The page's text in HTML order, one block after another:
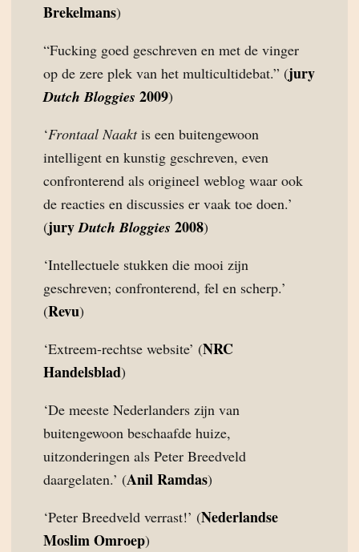
Brekelmans)
“Fucking goed geschreven en met de vinger
op de zere plek van het multicultidebat.” (jury
Dutch Bloggies 2009)
‘Frontaal Naaktis een buitengewoon
intelligent en kunstig geschreven, even
confronterend als origineel weblog waar ook
de reacties en discussies er vaak toe doen.’
(juryDutch Bloggies 2008)
‘Intellectuele stukken die mooi zijn
geschreven; confronterend, fel en scherp.’
(Revu)
‘Extreem-rechtse website’ (NRC
Handelsblad)
‘De meeste Nederlanders zijn van
buitengewoon beschaafde huize,
uitzonderingen als Peter Breedveld
daargelaten.’ (Anil Ramdas)
‘Peter Breedveld verrast!’ (Nederlandse
Moslim Omroep)